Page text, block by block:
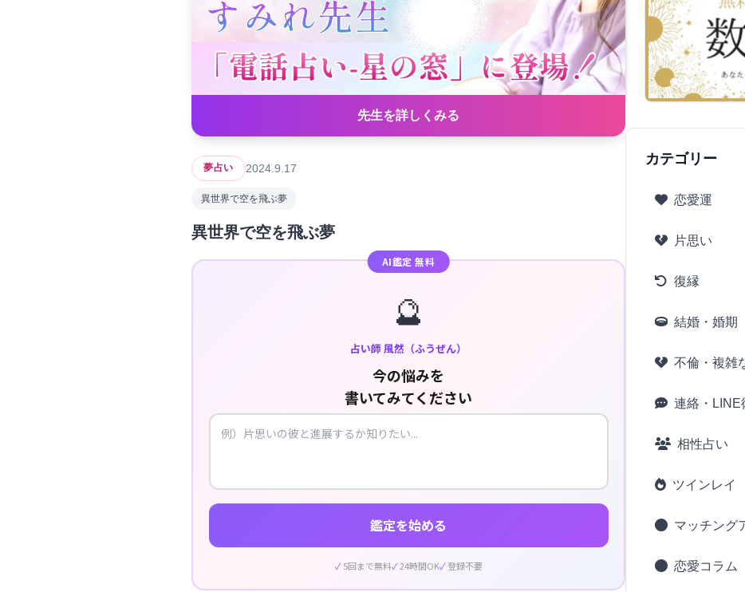
先生を詳しくみる
夢占い 2024.9.17
異世界で空を飛ぶ夢
異世界で空を飛ぶ夢
AI鑑定 無料
🔮
占い師 風然（ふうぜん）
今の悩みを
書いてみてください
鑑定を始める
5回まで無料 24時間OK 登録不要
カテゴリー
恋愛運
片思い
復縁
結婚・婚期
不倫・複雑
連絡・LINE
相性占い
ツインレイ
マッチング
恋愛コラム